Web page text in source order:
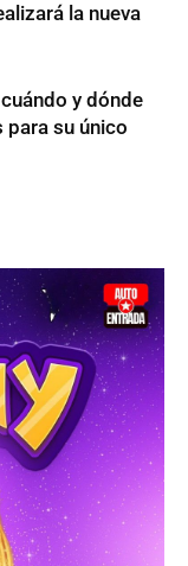
la nueva
y dónde
su único